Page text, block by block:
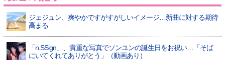
ジェジュン、爽やかですがすがしいイメージ…新曲に対する期待
高まる
「n.SSign」、貴重な写真でソンユンの誕生日をお祝い…「そば
にいてくれてありがとう」（動画あり）